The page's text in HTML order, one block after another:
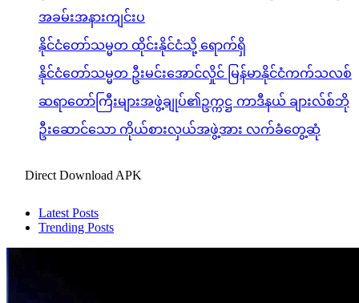
အခမ်းအနားကျင်းပ
နိုင်ငံတော်သမ္မတ ထိုင်းနိုင်ငံသို့ ရောက်ရှိ
နိုင်ငံတော်သမ္မတ ဦးမင်းအောင်လှိုင် မြန်မာနိုင်ငံကက်သလစ်
ဆရာတော်ကြီးများအဖွဲ့ချုပ်၏ဥက္ကဋ္ဌ ကာဒီနယ် ချားလ်စ်ဘို
ဦးဆောင်သော ကိုယ်စားလှယ်အဖွဲ့အား လက်ခံတွေ့ဆုံ
Direct Download APK
Latest Posts
Trending Posts